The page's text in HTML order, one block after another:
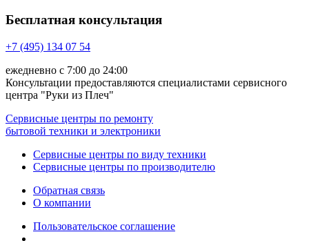
Бесплатная консультация
+7 (495) 134 07 54
ежедневно с 7:00 до 24:00
Консультации предоставляются специалистами сервисного
центра "Руки из Плеч"
Сервисные центры по ремонту
бытовой техники и электроники
Сервисные центры по виду техники
Сервисные центры по производителю
Обратная связь
О компании
Пользовательское соглашение